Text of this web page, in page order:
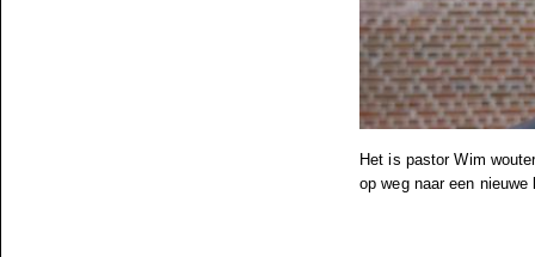
Het is pastor Wim
op weg naar een nieuwe